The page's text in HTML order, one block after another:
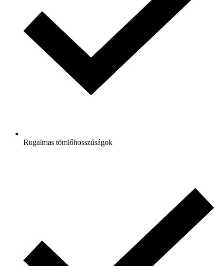
Rugalmas tömlőhosszúságok